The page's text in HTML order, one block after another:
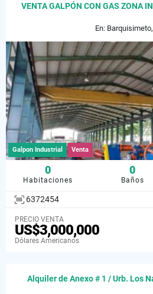
VENTA GALPÓN CON GAS ZONA
En:
Galpon Industrial Venta
0
Habitaciones
0
Baños
6372454
PRECIO VENTA
US$3,000,000
Dólares Americanos
Alquiler de Anexo # 1 / Urb. Los